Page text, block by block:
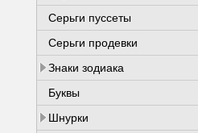
Серьги пуссеты
Серьги продевки
Знаки зодиака
Буквы
Шнурки